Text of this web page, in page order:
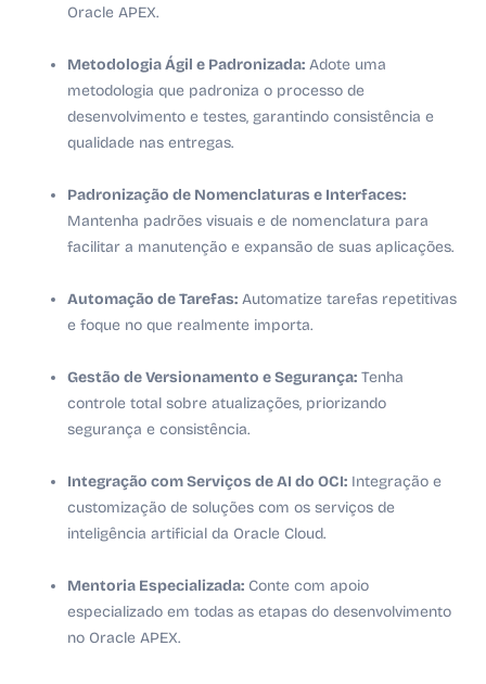
Oracle APEX.
Metodologia Ágil e Padronizada: Adote uma
metodologia que padroniza o processo de
desenvolvimento e testes, garantindo consistência e
qualidade nas entregas.
Padronização de Nomenclaturas e Interfaces:
Mantenha padrões visuais e de nomenclatura para
facilitar a manutenção e expansão de suas aplicações.
Automação de Tarefas: Automatize tarefas repetitivas
e foque no que realmente importa.
Gestão de Versionamento e Segurança: Tenha
controle total sobre atualizações, priorizando
segurança e consistência.
Integração com Serviços de AI do OCI: Integração e
customização de soluções com os serviços de
inteligência artificial da Oracle Cloud.
Mentoria Especializada: Conte com apoio
especializado em todas as etapas do desenvolvimento
no Oracle APEX.